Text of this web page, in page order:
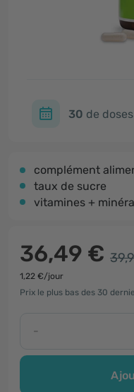
30 de doses
complément
taux de sucre
vitamines +
36,49 €
1,22 €/jour
Prix le plus bas des 30
-